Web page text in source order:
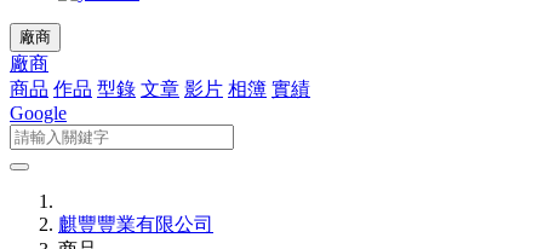
廠商
廠商
商品 作品 型錄 文章 影片 相簿 實績
Google
麒豐豐業有限公司